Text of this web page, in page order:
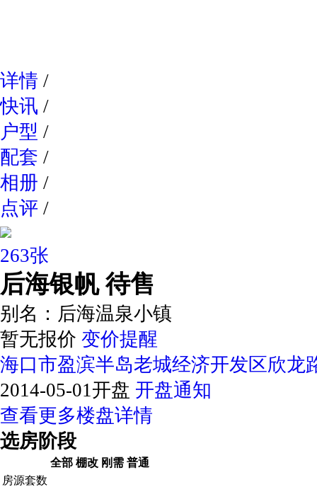
详情 /
快讯 /
户型 /
配套 /
相册 /
点评 /
263张
后海银帆待售
别名： 后海温泉小镇
暂无报价 变价提醒
海口市盈滨半岛老城经济开发区欣龙
2014-05-01开盘 开盘通知
查看更多楼盘详情
选房阶段
全部 棚改 刚需 普通
房源套数